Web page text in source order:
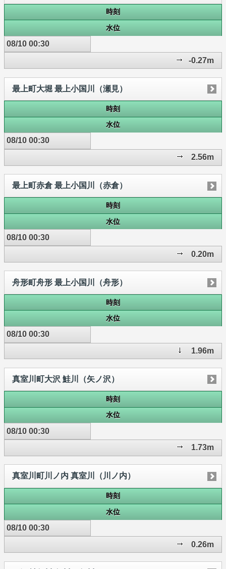
時刻
水位
08/10 00:30
-0.27m
最上町大堀 最上小国川（瀬見）
時刻
水位
08/10 00:30
2.56m
最上町赤倉 最上小国川（赤倉）
時刻
水位
08/10 00:30
0.20m
舟形町舟形 最上小国川（舟形）
時刻
水位
08/10 00:30
1.96m
真室川町大沢 鮭川（矢ノ沢）
時刻
水位
08/10 00:30
1.73m
真室川町川ノ内 真室川（川ノ内）
時刻
水位
08/10 00:30
0.26m